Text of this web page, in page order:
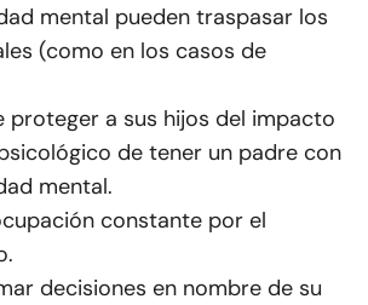
mental pueden traspasar los
(como en los casos de
proteger a sus hijos del impacto
de tener un padre con
mental.
constante por el
decisiones en nombre de su